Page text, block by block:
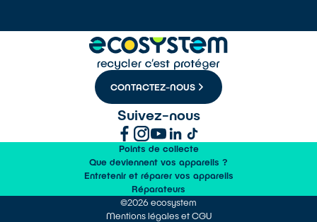
CONTACTEZ-NOUS
Suivez-nous
Points de collecte
Que deviennent vos appareils ?
Entretenir et réparer vos appareils
Réparateurs
©2026 ecosystem
Mentions légales et CGU